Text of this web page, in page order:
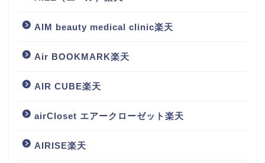
AIM beauty medical clinic楽天
Air BOOKMARK楽天
AIR CUBE楽天
airCloset エアークローゼット楽天
AIRISE楽天